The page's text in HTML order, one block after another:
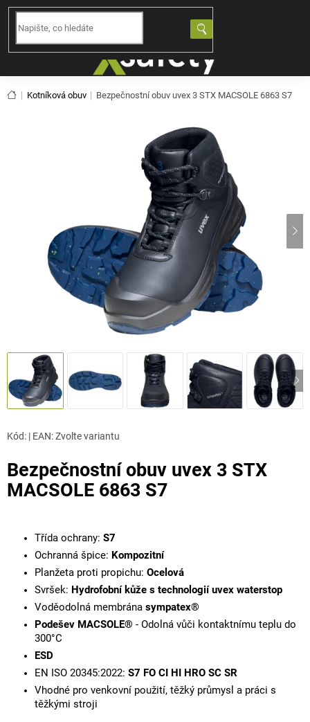
Přejít
obsah
Domů
Kotníková obuv Bezpečnostní obuv uvex 3 STX MACSOLE 6863 S7
Bezpečnostní obuv uvex 3 STX
MACSOLE 6863 S7
Kód: | EAN:Zvolte variantu
Třída ochrany: S7
Ochranná špice: Kompozitní
Planžeta proti propichu: Ocelová
Svršek: Hydrofobní kůže s technologií uvex waterstop
Voděodolná membrána sympatex®
Podešev MACSOLE® - Odolná vůči kontaktnímu teplu do
300°C
ESD
EN ISO 20345:2022: S7 FO CI HI HRO SC SR
Vhodné pro venkovní použití, těžký průmysl a práci s
těžkými stroji